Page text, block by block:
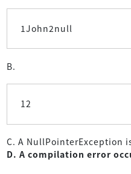
1John2null
B.
12
C. A NullPointerException
D. A compilation error